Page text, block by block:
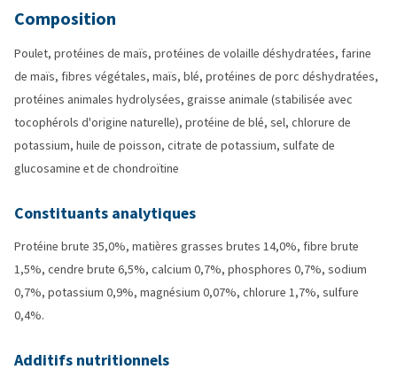
Composition
Poulet, protéines de maïs, protéines de volaille déshydratées, farine
de maïs, fibres végétales, maïs, blé, protéines de porc déshydratées,
protéines animales hydrolysées, graisse animale (stabilisée avec
tocophérols d'origine naturelle), protéine de blé, sel, chlorure de
potassium, huile de poisson, citrate de potassium, sulfate de
glucosamine et de chondroïtine
Constituants analytiques
Protéine brute 35,0%, matières grasses brutes 14,0%, fibre brute
1,5%, cendre brute 6,5%, calcium 0,7%, phosphores 0,7%, sodium
0,7%, potassium 0,9%, magnésium 0,07%, chlorure 1,7%, sulfure
0,4%.
Additifs nutritionnels